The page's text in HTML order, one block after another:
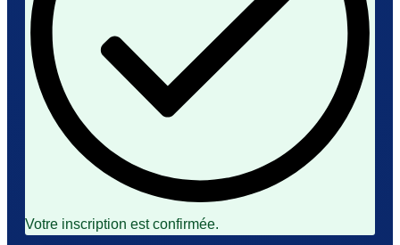
Votre inscription est confirmée.